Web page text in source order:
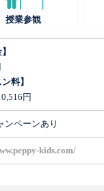
授業参観
料】
円
ンペーンあり
kids.com/